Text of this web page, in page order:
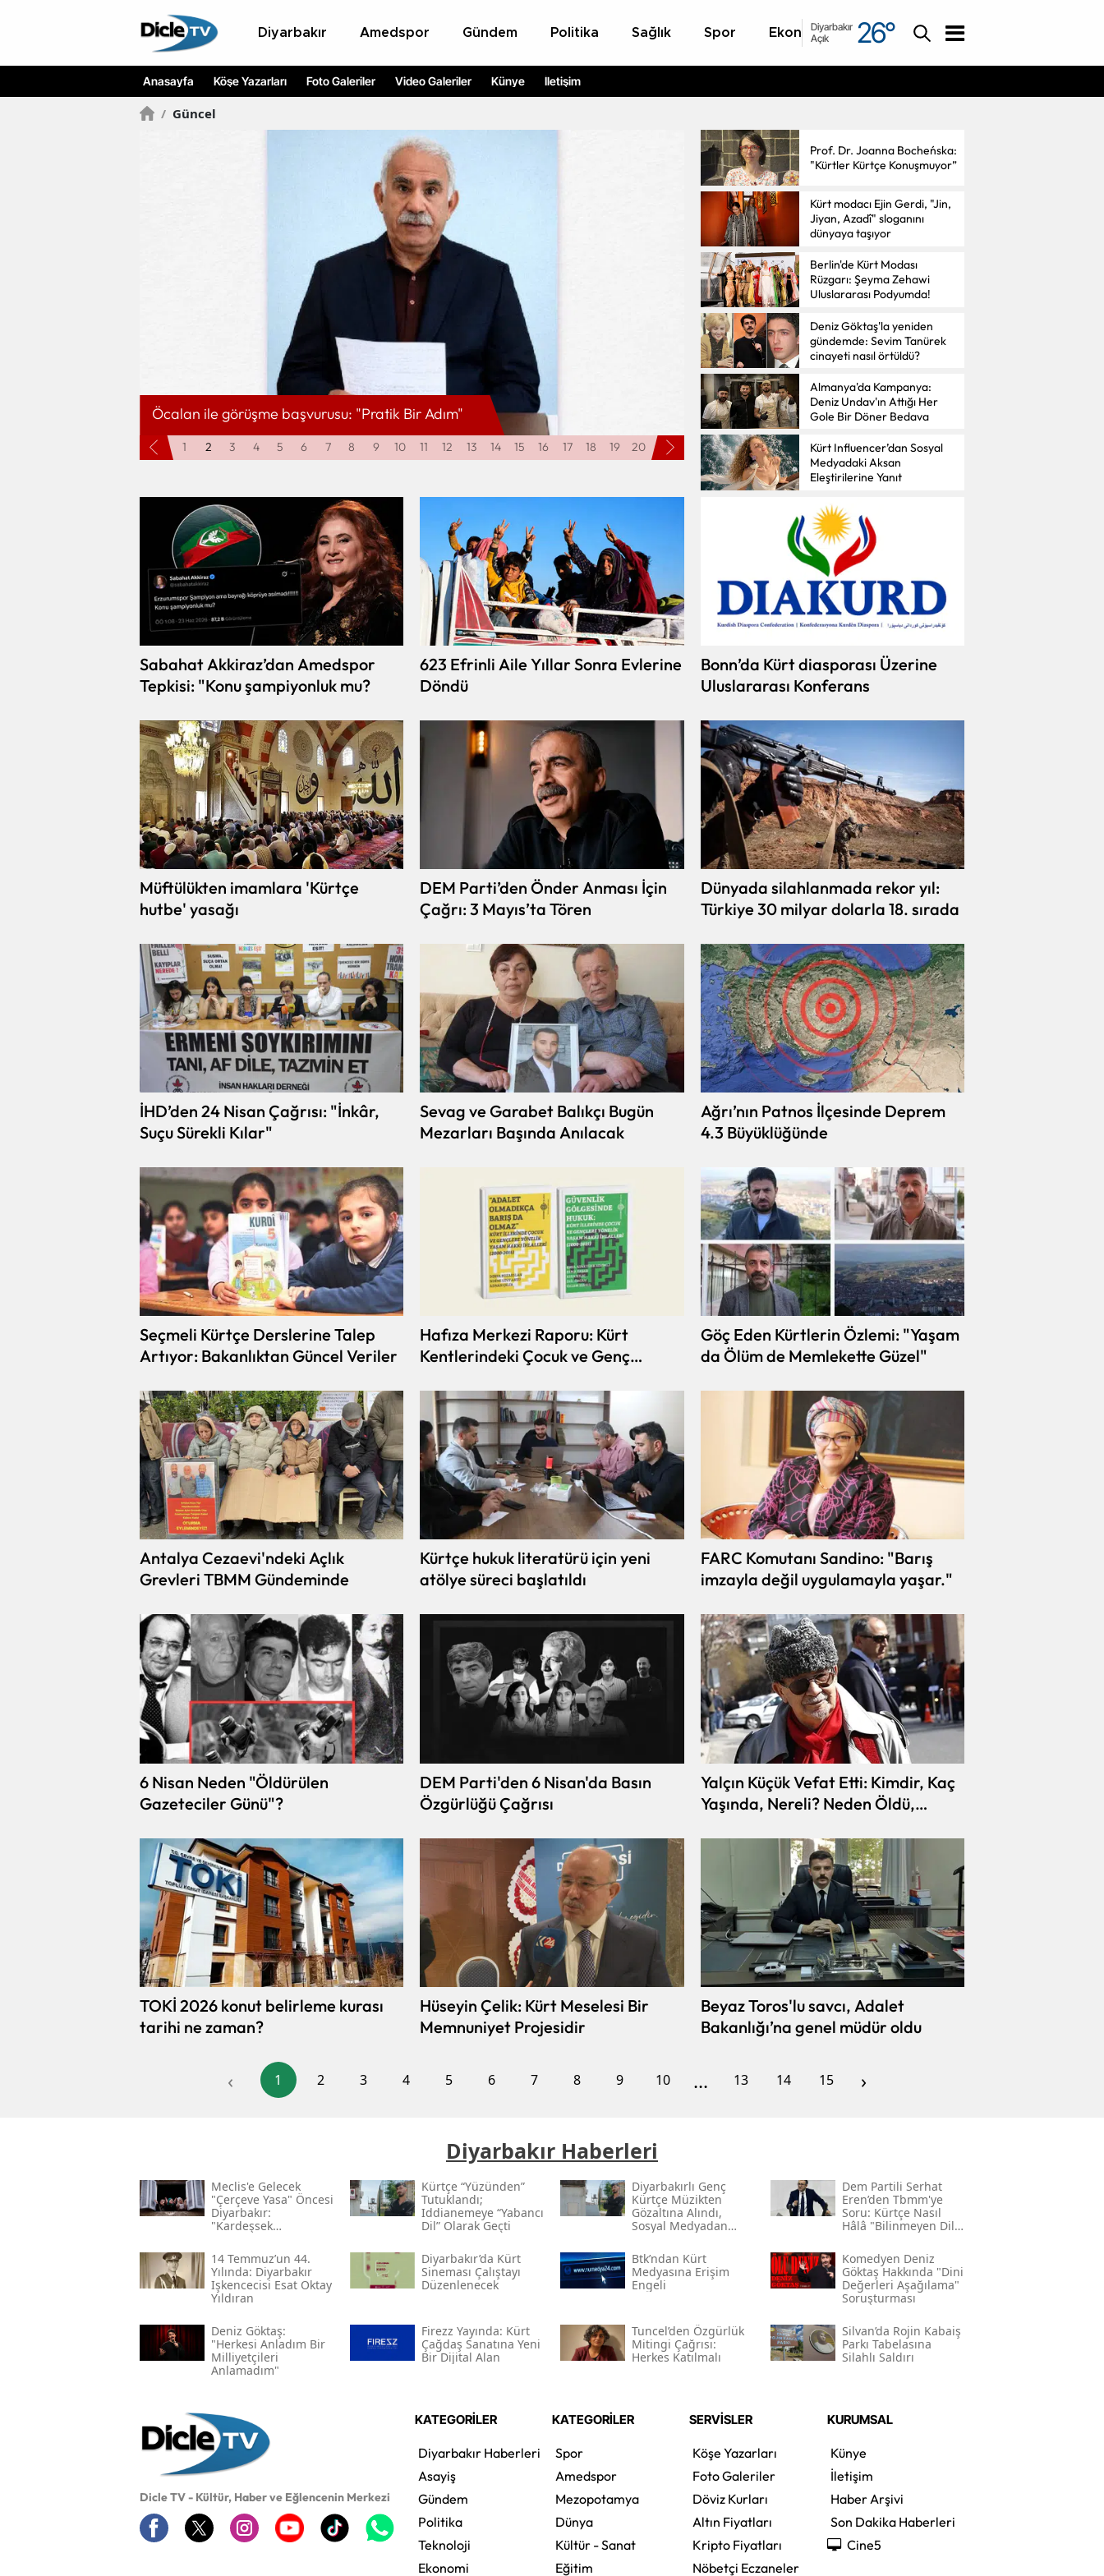
Diyarbakır Amedspor Gündem Politika Sağlık Spor Ekonomi Asayiş
Diyarbakır
Açık
26°
Anasayfa Köşe Yazarları Foto Galeriler Video Galeriler Künye İletişim
/ Güncel
Öcalan ile görüşme başvurusu: "Pratik Bir Adım" ABD’den Kürdistan Bölgesi’ne Kritik Destek ve İran Teşekkürü
1 2 3 4 5 6 7 8 9 10 11 12 13 14 15 16 17 18 19 20
Prof. Dr. Joanna Bocheńska:
"Kürtler Kürtçe Konuşmuyor”
Kürt modacı Ejin Gerdi, "Jin,
Jiyan, Azadî" sloganını
dünyaya taşıyor
Berlin'de Kürt Modası
Rüzgarı: Şeyma Zehawi
Uluslararası Podyumda!
Deniz Göktaş'la yeniden
gündemde: Sevim Tanürek
cinayeti nasıl örtüldü?
Almanya'da Kampanya:
Deniz Undav'ın Attığı Her
Gole Bir Döner Bedava
Kürt Influencer’dan Sosyal
Medyadaki Aksan
Eleştirilerine Yanıt
Sabahat Akkiraz’dan Amedspor
Tepkisi: "Konu şampiyonluk mu?
623 Efrinli Aile Yıllar Sonra Evlerine
Döndü
Bonn’da Kürt diasporası Üzerine
Uluslararası Konferans
Müftülükten imamlara 'Kürtçe
hutbe' yasağı
DEM Parti’den Önder Anması İçin
Çağrı: 3 Mayıs’ta Tören
Dünyada silahlanmada rekor yıl:
Türkiye 30 milyar dolarla 18. sırada
İHD’den 24 Nisan Çağrısı: "İnkâr,
Suçu Sürekli Kılar"
Sevag ve Garabet Balıkçı Bugün
Mezarları Başında Anılacak
Ağrı’nın Patnos İlçesinde Deprem
4.3 Büyüklüğünde
Seçmeli Kürtçe Derslerine Talep
Artıyor: Bakanlıktan Güncel Veriler
Hafıza Merkezi Raporu: Kürt
Kentlerindeki Çocuk ve Genç
Göç Eden Kürtlerin Özlemi: "Yaşam
da Ölüm de Memlekette Güzel"
Antalya Cezaevi'ndeki Açlık
Grevleri TBMM Gündeminde
Kürtçe hukuk literatürü için yeni
atölye süreci başlatıldı
FARC Komutanı Sandino: "Barış
imzayla değil uygulamayla yaşar."
6 Nisan Neden "Öldürülen
Gazeteciler Günü"?
DEM Parti'den 6 Nisan'da Basın
Özgürlüğü Çağrısı
Yalçın Küçük Vefat Etti: Kimdir, Kaç
Yaşında, Nereli? Neden Öldü,
TOKİ 2026 konut belirleme kurası
tarihi ne zaman?
Hüseyin Çelik: Kürt Meselesi Bir
Memnuniyet Projesidir
Beyaz Toros'lu savcı, Adalet
Bakanlığı’na genel müdür oldu
‹ 1 2 3 4 5 6 7 8 9 10 ... 13 14 15 ›
Diyarbakır Haberleri
Meclis'e Gelecek
"çerçeve Yasa" Öncesi
Diyarbakır:
"kardeşsek
Kürtçe “yüzünden”
Tutuklandı;
Iddianemeye “yabancı
Dil” Olarak Geçti
Diyarbakırlı Genç
Kürtçe Müzikten
Gözaltına Alındı,
Sosyal Medyadan
Dem Partili Serhat
Eren’den Tbmm'ye
Soru: Kürtçe Nasıl
Hâlâ "bilinmeyen Dil"
Gerekçesi Nedir?"
14 Temmuz’un 44.
Yılında: Diyarbakır
Işkencecisi Esat Oktay
Yıldıran
Diyarbakır’da Kürt
Sineması Çalıştayı
Düzenlenecek
Btk’ndan Kürt
Medyasına Erişim
Engeli
Komedyen Deniz
Göktaş Hakkında "dini
Değerleri Aşağılama"
Soruşturması
Deniz Göktaş:
"herkesi Anladım Bir
Milliyetçileri
Anlamadım"
Firezz Yayında: Kürt
Çağdaş Sanatına Yeni
Bir Dijital Alan
Tuncel’den Özgürlük
Mitingi Çağrısı:
Herkes Katılmalı
Silvan’da Rojin Kabaiş
Parkı Tabelasına
Silahlı Saldırı
Dicle TV - Kültür, Haber ve Eğlencenin Merkezi
KATEGORİLER
Diyarbakır Haberleri
Asayiş
Gündem
Politika
Teknoloji
Ekonomi
KATEGORİLER
Spor
Amedspor
Mezopotamya
Dünya
Kültür - Sanat
Eğitim
SERVİSLER
Köşe Yazarları
Foto Galeriler
Döviz Kurları
Altın Fiyatları
Kripto Fiyatları
Nöbetçi Eczaneler
KURUMSAL
Künye
İletişim
Haber Arşivi
Son Dakika Haberleri
Cine5